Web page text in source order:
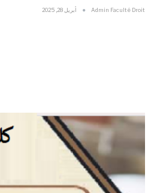
Admin Faculté Droit أبريل 28, 2025